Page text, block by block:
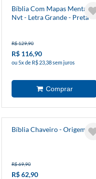
Bíblia Com Mapas Mentais -
Nvt - Letra Grande - Preta
R$ 129,90
R$ 116,90
ou 5x de R$ 23,38 sem juros
Bíblia Chaveiro - Origem
R$ 69,90
R$ 62,90